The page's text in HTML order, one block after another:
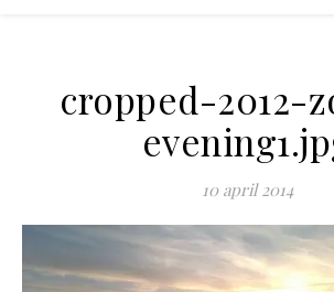
cropped-2012-
10 april 2014